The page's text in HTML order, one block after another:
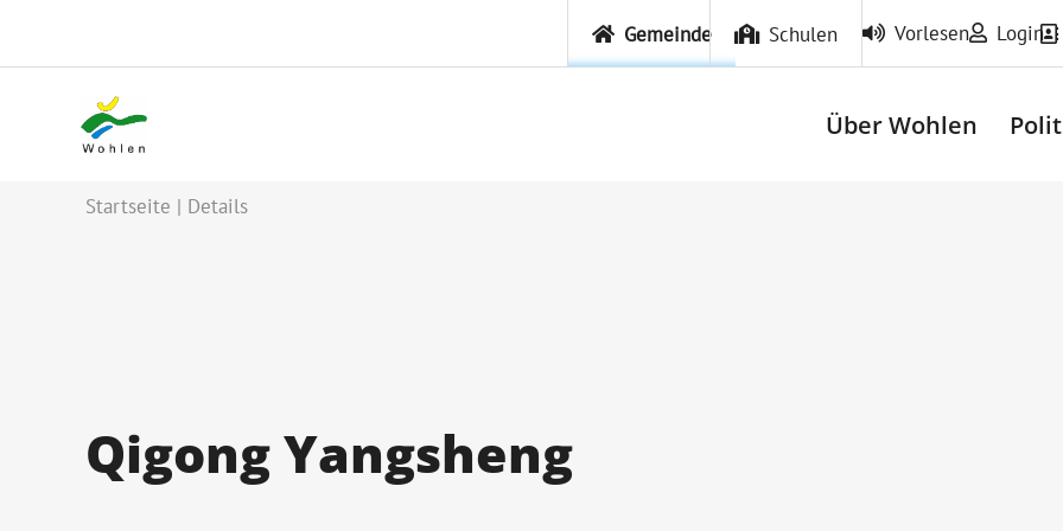
Login
Gemeinde Schulen Vorlesen
Über Wohlen
Startseite Details
Qigong Yangsheng